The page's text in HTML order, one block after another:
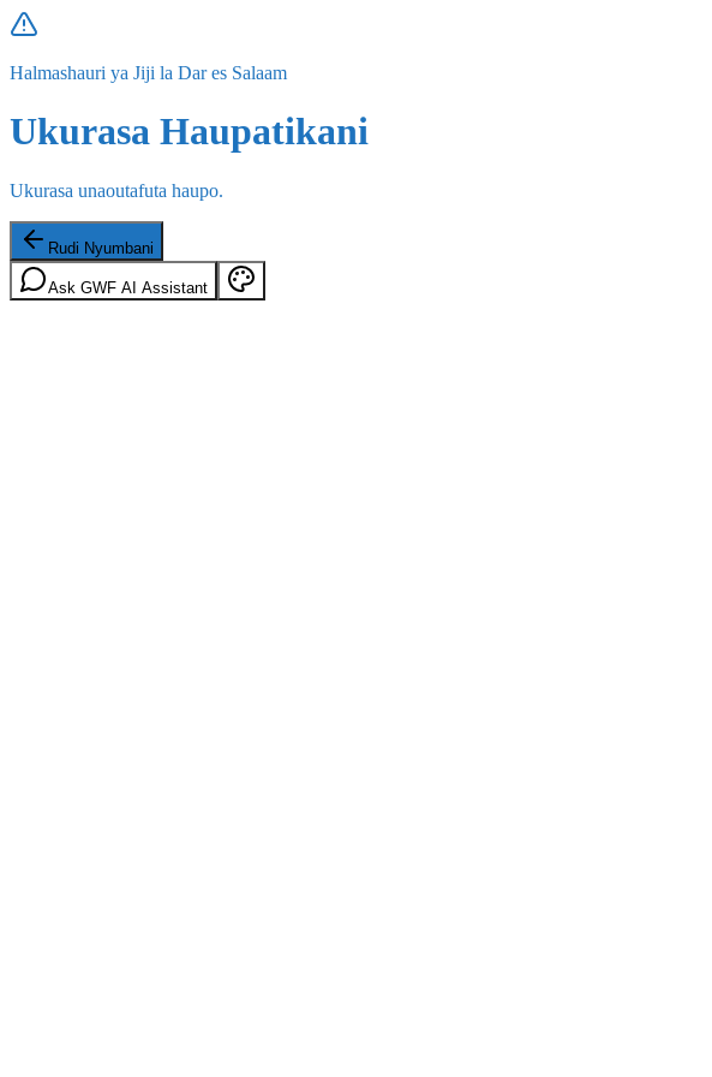
Halmashauri ya Jiji la Dar es Salaam
Ukurasa Haupatikani
Ukurasa unaoutafuta haupo.
Rudi Nyumbani
Ask GWF AI Assistant